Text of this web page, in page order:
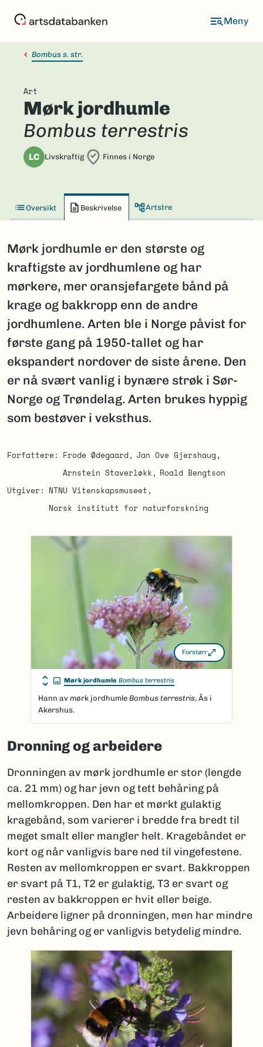
Bombus s. str.
Art
Mørk jordhumle
Bombus terrestris
LC Livskraftig Finnes i Norge
Oversikt Beskrivelse Artstre
Mørk jordhumle er den største og
kraftigste av jordhumlene og har
mørkere, mer oransjefargete bånd på
krage og bakkropp enn de andre
jordhumlene. Arten ble i Norge påvist for
første gang på 1950-tallet og har
ekspandert nordover de siste årene. Den
er nå svært vanlig i bynære strøk i Sør-
Norge og Trøndelag. Arten brukes hyppig
som bestøver i veksthus.
Forfattere Frode Ødegaard
Jan Ove Gjershaug
Arnstein Staverløkk
Roald Bengtson
Utgiver
NTNU Vitenskapsmuseet
Norsk institutt for naturforskning
Forstørr
Mørk jordhumle Bombus terrestris
Hann av mørk jordhumle Bombus terrestris, Ås i
Akershus.
Dronning og arbeidere
Dronningen av mørk jordhumle er stor (lengde
ca. 21 mm) og har jevn og tett behåring på
mellomkroppen. Den har et mørkt gulaktig
kragebånd, som varierer i bredde fra bredt til
meget smalt eller mangler helt. Kragebåndet er
kort og når vanligvis bare ned til vingefestene.
Resten av mellomkroppen er svart. Bakkroppen
er svart på T1, T2 er gulaktig, T3 er svart og
resten av bakkroppen er hvit eller beige.
Arbeidere ligner på dronningen, men har mindre
jevn behåring og er vanligvis betydelig mindre.